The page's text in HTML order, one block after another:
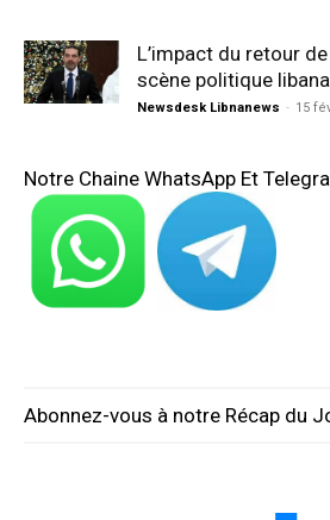
L’impact du retour
scène politique
Newsdesk Libnanews - 15
Notre Chaine WhatsApp Et
Abonnez-vous à notre Récap du